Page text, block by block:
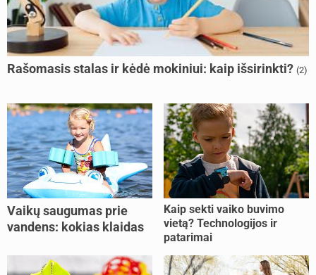
Rašomasis stalas ir kėdė mokiniui: kaip išsirinkti? (2)
Vaikų saugumas prie
vandens: kokias klaidas
Kaip sekti vaiko buvimo
vietą? Technologijos ir
patarimai